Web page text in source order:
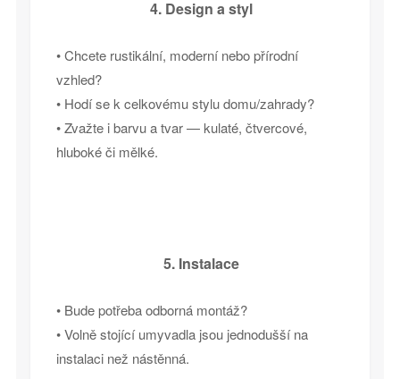
4. Design a styl
• Chcete rustikální, moderní nebo přírodní
vzhled?
• Hodí se k celkovému stylu domu/zahrady?
• Zvažte i barvu a tvar — kulaté, čtvercové,
hluboké či mělké.
5. Instalace
• Bude potřeba odborná montáž?
• Volně stojící umyvadla jsou jednodušší na
instalaci než nástěnná.